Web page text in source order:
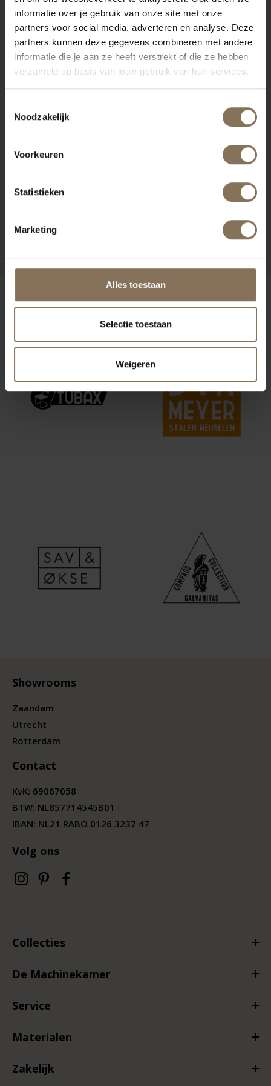
informatie over je gebruik van onze site met onze
partners voor social media, adverteren en analyse. Deze
partners kunnen deze gegevens combineren met andere
informatie die je aan ze heeft verstrekt of die ze hebben
verzameld op basis van jouw gebruik van hun services.
Noodzakelijk
Voorkeuren
Statistieken
Marketing
Alles toestaan
Selectie toestaan
Weigeren
MISSCHIEN VIND JE DIT OOK MOOI
GRAFIETZWART | EIKEN
GEELGRIJS | EIKEN
€ 195,00
ONZE MERKEN
Showrooms
Zaandam
Utrecht
Rotterdam
Contact
KvK: 69067058
BTW: NL857714545B01
IBAN: NL21 RABO 0126 3237 47
Volg ons
Collecties
De Machinekamer
Service
Materialen
Zakelijk